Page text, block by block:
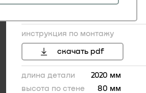
инструкция по монтажу
скачать pdf
длина детали
2020 мм
высота по стене
80 мм